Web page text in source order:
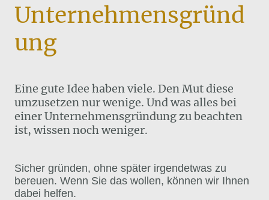
Unternehmensgründ
ung
Eine gute Idee haben viele. Den Mut diese
umzusetzen nur wenige. Und was alles bei
einer Unternehmensgründung zu beachten
ist, wissen noch weniger.
Sicher gründen, ohne später irgendetwas zu
bereuen. Wenn Sie das wollen, können wir Ihnen
dabei helfen.